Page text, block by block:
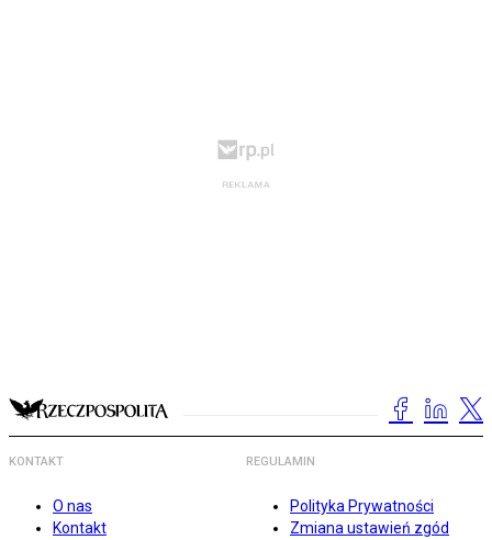
KONTAKT
O nas
Kontakt
REGULAMIN
Polityka Prywatności
Zmiana ustawień zgód